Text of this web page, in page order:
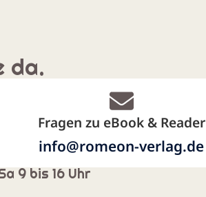
da.
Fragen zu eBook & Reader
info@romeon-verlag.de
9 bis 16 Uhr